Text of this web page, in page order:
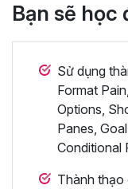
Bạn sẽ học
Sử dụng
Format
Options,
Panes,
Conditional
Thành thạo